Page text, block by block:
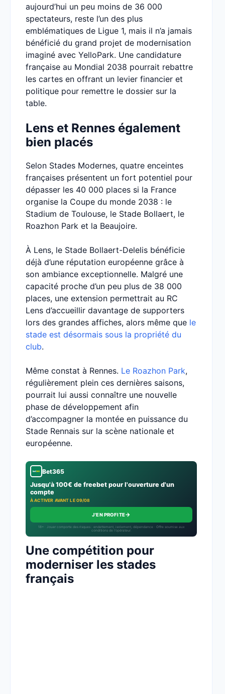
aujourd’hui un peu moins de 36 000
spectateurs, reste l’un des plus
emblématiques de Ligue 1, mais il n’a jamais
bénéficié du grand projet de modernisation
imaginé avec YelloPark. Une candidature
française au Mondial 2038 pourrait rebattre
les cartes en offrant un levier financier et
politique pour remettre le dossier sur la
table.
Lens et Rennes également
bien placés
Selon Stades Modernes, quatre enceintes
françaises présentent un fort potentiel pour
dépasser les 40 000 places si la France
organise la Coupe du monde 2038 : le
Stadium de Toulouse, le Stade Bollaert, le
Roazhon Park et la Beaujoire.
À Lens, le Stade Bollaert-Delelis bénéficie
déjà d’une réputation européenne grâce à
son ambiance exceptionnelle. Malgré une
capacité proche d’un peu plus de 38 000
places, une extension permettrait au RC
Lens d’accueillir davantage de supporters
lors des grandes affiches, alors même que le
stade est désormais sous la propriété du
club.
Même constat à Rennes. Le Roazhon Park,
régulièrement plein ces dernières saisons,
pourrait lui aussi connaître une nouvelle
phase de développement afin
d’accompagner la montée en puissance du
Stade Rennais sur la scène nationale et
européenne.
Bet365
Jusqu'à 100€ de freebet pour l'ouverture d'un
compte
À ACTIVER AVANT LE 09/08
J'EN PROFITE→
18+ · Jouer comporte des risques : endettement, isolement, dépendance · Offre soumise aux
conditions de l’opérateur.
Une compétition pour
moderniser les stades
français